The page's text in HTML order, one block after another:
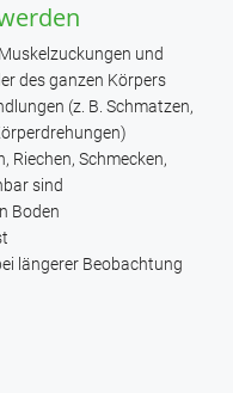
und
des ganzen Körpers
(z. B. Schmatzen,
Riechen, Schmecken,
sind
Boden
längerer Beobachtung